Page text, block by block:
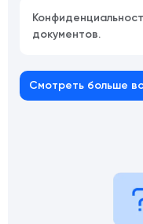
документов.
Смотреть больше